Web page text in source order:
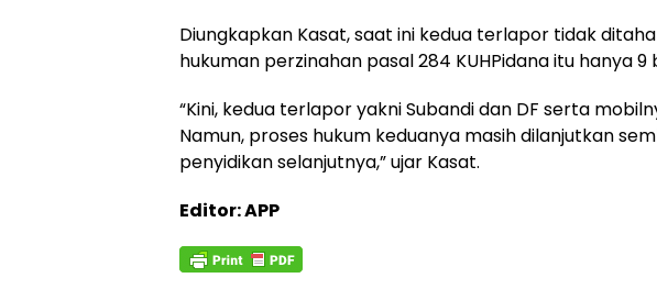
Diungkapkan Kasat, saat ini kedua terlapor tidak
hukuman perzinahan pasal 284 KUHPidana itu hanya 9
“Kini, kedua terlapor yakni Subandi dan DF serta
Namun, proses hukum keduanya masih dilanjutkan
penyidikan selanjutnya,” ujar Kasat.
Editor: APP